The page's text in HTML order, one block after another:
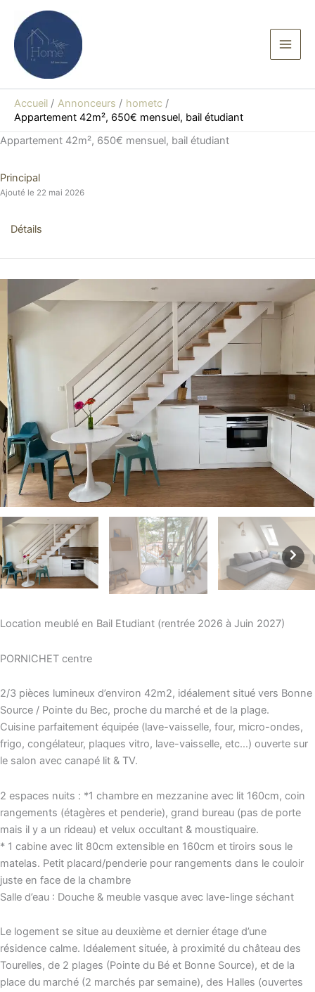
contenu
Accueil Annonceurs
hometc
Appartement 42m², 650€ mensuel, bail étudiant
Appartement 42m², 650€ mensuel, bail étudiant
Principal
Ajouté le 22 mai 2026
Détails
Location meublé en Bail Etudiant (rentrée 2026 à Juin 2027)
PORNICHET centre
2/3 pièces lumineux d’environ 42m2, idéalement situé vers Bonne
Source / Pointe du Bec, proche du marché et de la plage.
Cuisine parfaitement équipée (lave-vaisselle, four, micro-ondes,
frigo, congélateur, plaques vitro, lave-vaisselle, etc…) ouverte sur
le salon avec canapé lit & TV.
2 espaces nuits : *1 chambre en mezzanine avec lit 160cm, coin
rangements (étagères et penderie), grand bureau (pas de porte
mais il y a un rideau) et velux occultant & moustiquaire.
* 1 cabine avec lit 80cm extensible en 160cm et tiroirs sous le
matelas. Petit placard/penderie pour rangements dans le couloir
juste en face de la chambre
Salle d’eau : Douche & meuble vasque avec lave-linge séchant
Le logement se situe au deuxième et dernier étage d’une
résidence calme. Idéalement située, à proximité du château des
Tourelles, de 2 plages (Pointe du Bé et Bonne Source), et de la
place du marché (2 marchés par semaine), des Halles (ouvertes